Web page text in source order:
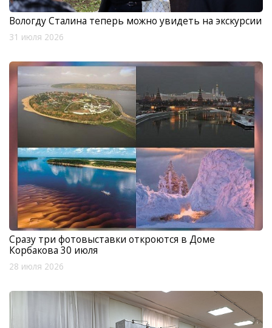
Вологду Сталина теперь можно увидеть на экскурсии
31 июля 2026
Сразу три фотовыставки откроются в Доме
Корбакова 30 июля
28 июля 2026